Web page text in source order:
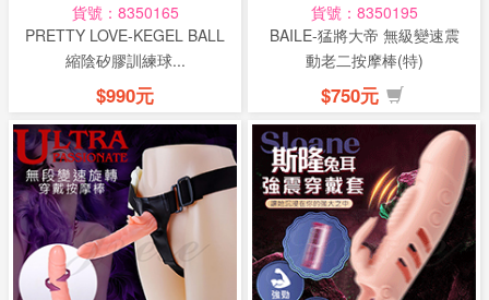
貨號：8350165
PRETTY LOVE-KEGEL BALL
縮陰矽膠訓練球...
$990元
貨號：8350195
BAILE-猛將大帝 無級變速震
動老二按摩棒(特)
$750元